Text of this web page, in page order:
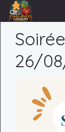
ADHÉRER
LUDOTHÈQUE
26/